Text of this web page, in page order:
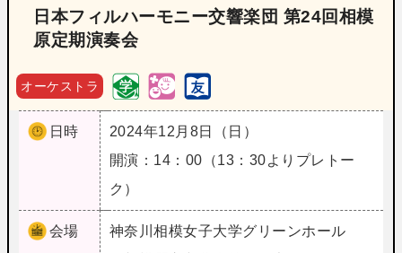
日本フィルハーモニー交響楽団 第24回相模
原定期演奏会
オーケストラ
日時
2024年12月8日（日）
開演：14：00（13：30よりプレトー
ク）
会場 神奈川相模女子大学グリーンホール